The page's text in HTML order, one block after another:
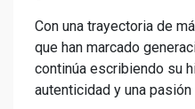
Con una trayectoria de
que han marcado
continúa escribiendo su
autenticidad y una